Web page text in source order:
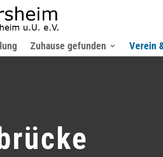
Zuhause gefunden Verein